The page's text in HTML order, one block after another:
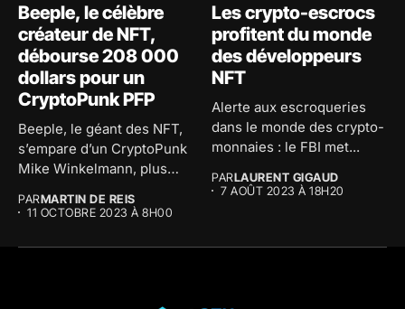
Beeple, le célèbre
créateur de NFT,
débourse 208 000
dollars pour un
CryptoPunk PFP
Beeple, le géant des NFT,
s’empare d’un CryptoPunk
Mike Winkelmann, plus
PARMARTIN DE REIS
11 OCTOBRE 2023 À 8H00
Les crypto-escrocs
profitent du monde
des développeurs
NFT
Alerte aux escroqueries
dans le monde des crypto-
monnaies : le FBI met...
PARLAURENT GIGAUD
7 AOÛT 2023 À 18H20